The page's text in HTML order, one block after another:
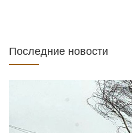
Последние новости